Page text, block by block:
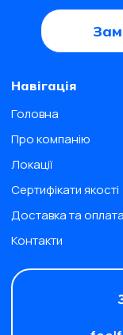
Навігація
Головна
Про компанію
Локації
Сертифікати якості
Доставка та оплата
Контакти